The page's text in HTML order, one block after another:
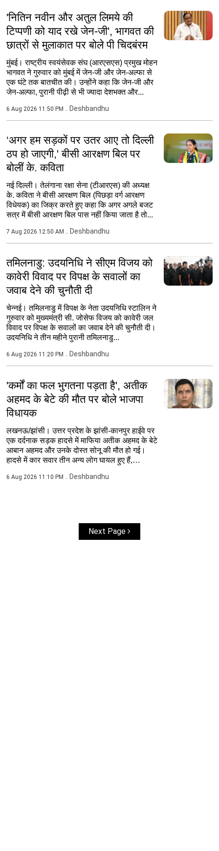
'नितिन नवीन और अतुल लिमये की
टिप्पणी को याद रखे जेन-जी', भागवत की
छात्रों से मुलाकात पर बोले पी चिदबंरम
मुंबई। राष्ट्रीय स्वयंसेवक संघ (आरएसएस) प्रमुख मोहन
भागवत ने गुरुवार को मुंबई में जेन-जी और जेन-अल्फा से
एक घंटे तक बातचीत की। उन्होंने कहा कि जेन-जी और
जेन-अल्फा, पुरानी पीढ़ी से भी ज्यादा देशभक्त और...
6 Aug 2026 11:50 PM Deshbandhu
‘अगर हम सड़कों पर उतर आए तो दिल्ली
ठप हो जाएगी,' बीसी आरक्षण बिल पर
बोलीं के. कविता
नई दिल्ली। तेलंगाना रक्षा सेना (टीआरएस) की अध्यक्ष
के. कविता ने बीसी आरक्षण बिल (पिछड़ा वर्ग आरक्षण
विधेयक) का जिक्र करते हुए कहा कि अगर अगले बजट
सत्र में बीसी आरक्षण बिल पास नहीं किया जाता है तो...
7 Aug 2026 12:50 AM Deshbandhu
तमिलनाडु: उदयनिधि ने सीएम विजय को
कावेरी विवाद पर विपक्ष के सवालों का
जवाब देने की चुनौती दी
चेन्नई। तमिलनाडु में विपक्ष के नेता उदयनिधि स्टालिन ने
गुरुवार को मुख्यमंत्री सी. जोसेफ विजय को कावेरी जल
विवाद पर विपक्ष के सवालों का जवाब देने की चुनौती दी।
उदयनिधि ने तीन महीने पुरानी तमिलनाडु...
6 Aug 2026 11:20 PM Deshbandhu
'कर्मों का फल भुगतना पड़ता है', अतीक
अहमद के बेटे की मौत पर बोले भाजपा
विधायक
लखनऊ/झांसी। उत्तर प्रदेश के झांसी-कानपुर हाईवे पर
एक दर्दनाक सड़क हादसे में माफिया अतीक अहमद के बेटे
आबान अहमद और उनके दोस्त सोनू की मौत हो गई।
हादसे में कार सवार तीन अन्य लोग घायल हुए हैं,
6 Aug 2026 11:10 PM Deshbandhu
Next Page